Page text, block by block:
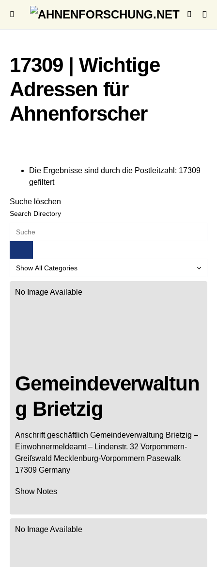
17309 | Wichtige
Adressen für
Ahnenforscher
Die Ergebnisse sind durch die Postleitzahl: 17309
gefiltert
Suche löschen
Search Directory
No Image Available
Gemeindeverwaltun
g Brietzig
Anschrift geschäftlich Gemeindeverwaltung Brietzig –
Einwohnermeldeamt – Lindenstr. 32 Vorpommern-
Greifswald Mecklenburg-Vorpommern Pasewalk
17309 Germany
Show Notes
No Image Available